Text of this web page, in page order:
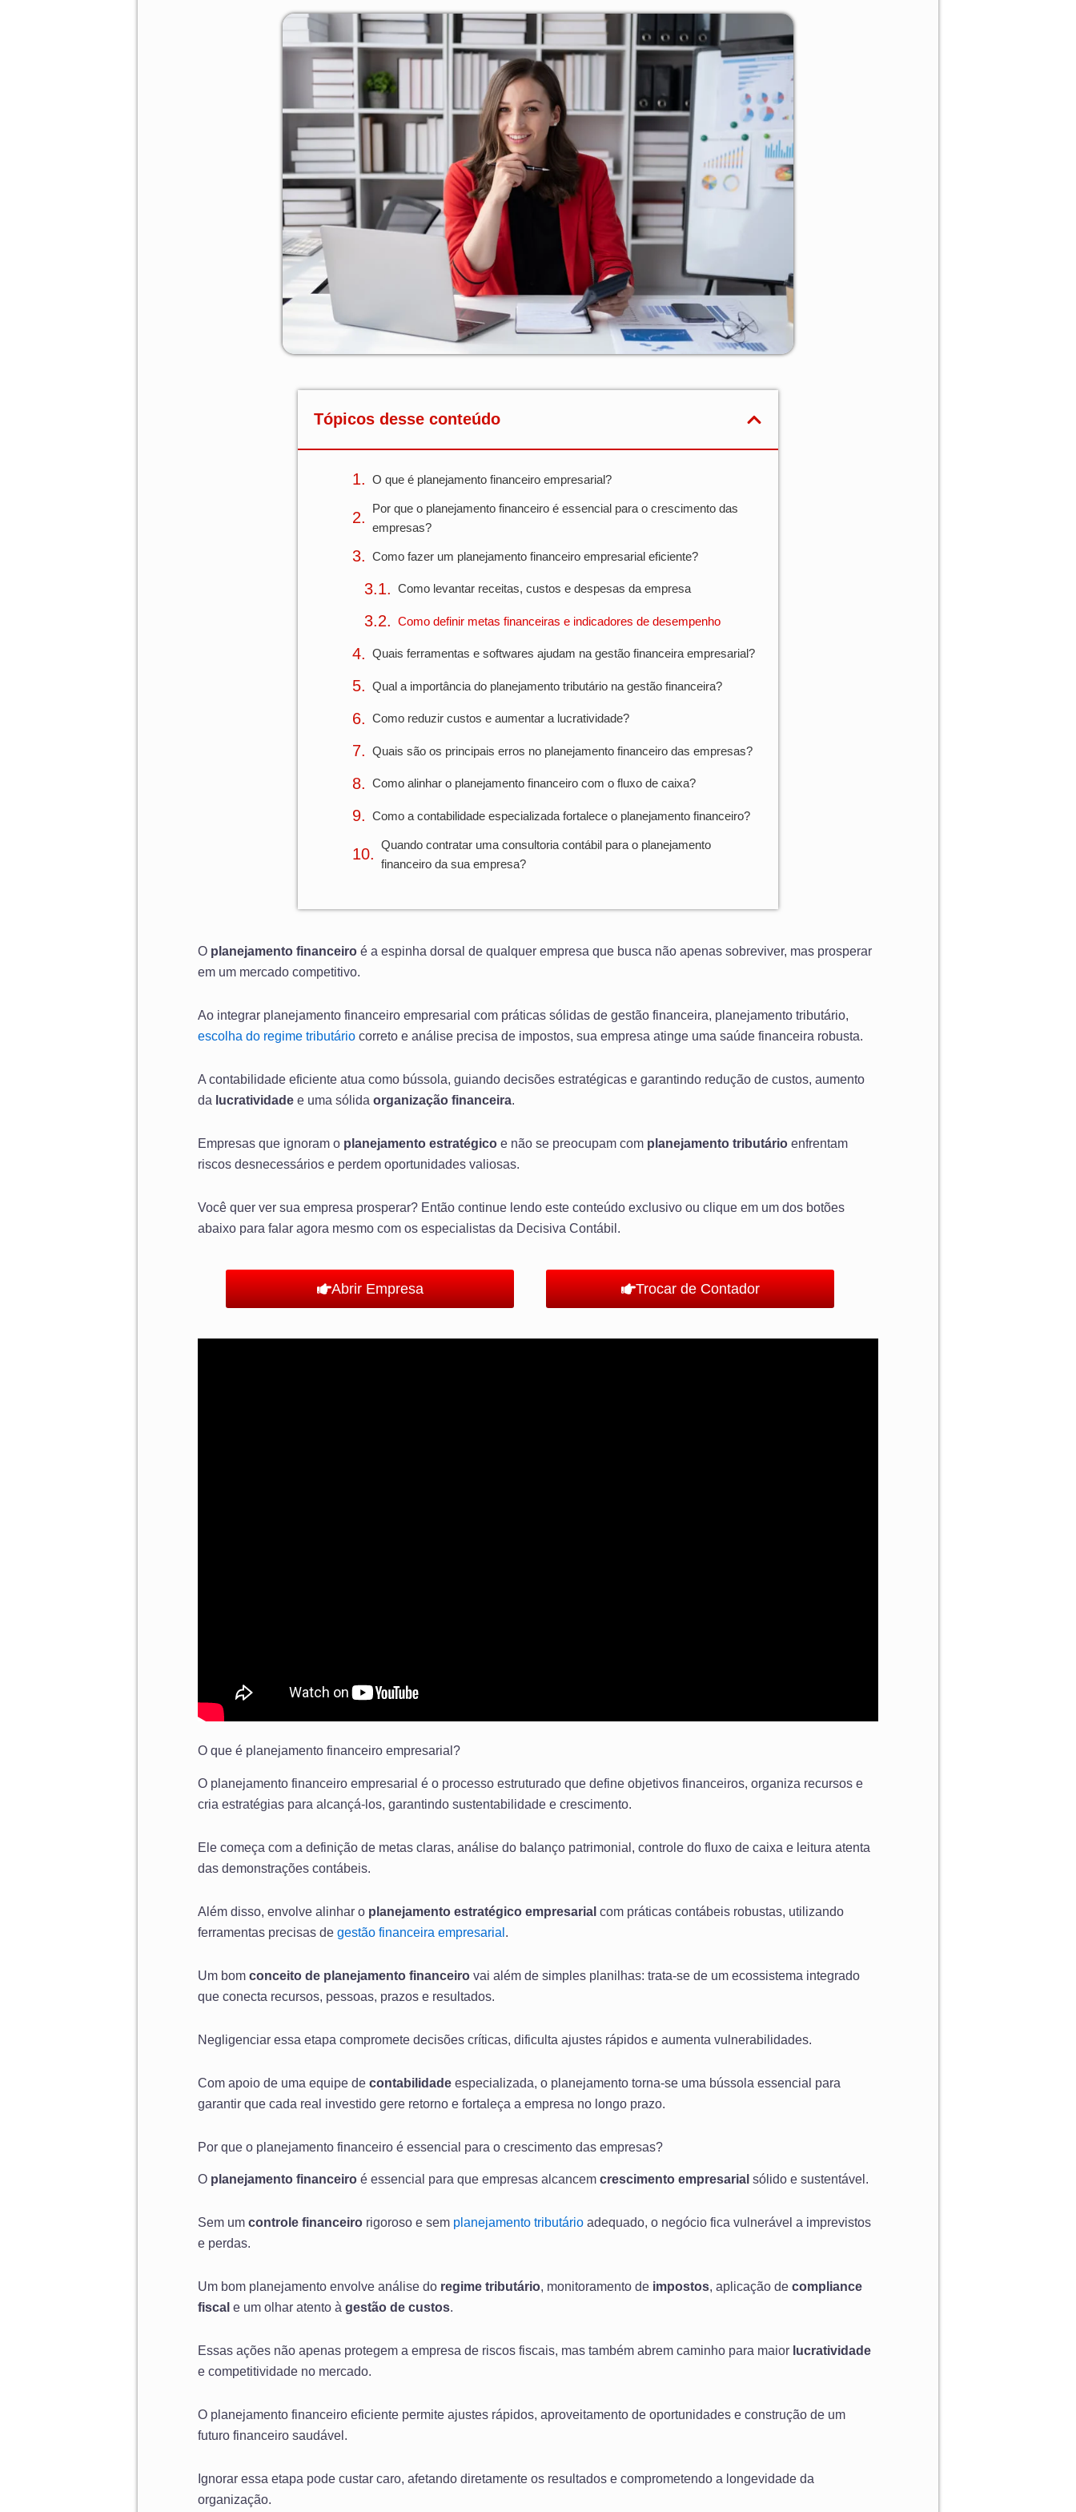
Tópicos desse conteúdo
O que é planejamento financeiro empresarial?
Por que o planejamento financeiro é essencial para o crescimento das
empresas?
Como fazer um planejamento financeiro empresarial eficiente?
Como levantar receitas, custos e despesas da empresa
Como definir metas financeiras e indicadores de desempenho
Quais ferramentas e softwares ajudam na gestão financeira empresarial?
Qual a importância do planejamento tributário na gestão financeira?
Como reduzir custos e aumentar a lucratividade?
Quais são os principais erros no planejamento financeiro das empresas?
Como alinhar o planejamento financeiro com o fluxo de caixa?
Como a contabilidade especializada fortalece o planejamento financeiro?
Quando contratar uma consultoria contábil para o planejamento
financeiro da sua empresa?
O planejamento financeiro é a espinha dorsal de qualquer empresa que busca não apenas sobreviver, mas prosperar
em um mercado competitivo.
Ao integrar planejamento financeiro empresarial com práticas sólidas de gestão financeira, planejamento tributário,
escolha do regime tributário correto e análise precisa de impostos, sua empresa atinge uma saúde financeira robusta.
A contabilidade eficiente atua como bússola, guiando decisões estratégicas e garantindo redução de custos, aumento
da lucratividade e uma sólida organização financeira.
Empresas que ignoram o planejamento estratégico e não se preocupam com planejamento tributário enfrentam
riscos desnecessários e perdem oportunidades valiosas.
Você quer ver sua empresa prosperar? Então continue lendo este conteúdo exclusivo ou clique em um dos botões
abaixo para falar agora mesmo com os especialistas da Decisiva Contábil.
Abrir Empresa Trocar de Contador
O que é planejamento financeiro empresarial?
O planejamento financeiro empresarial é o processo estruturado que define objetivos financeiros, organiza recursos e
cria estratégias para alcançá-los, garantindo sustentabilidade e crescimento.
Ele começa com a definição de metas claras, análise do balanço patrimonial, controle do fluxo de caixa e leitura atenta
das demonstrações contábeis.
Além disso, envolve alinhar o planejamento estratégico empresarial com práticas contábeis robustas, utilizando
ferramentas precisas de gestão financeira empresarial .
Um bom conceito de planejamento financeiro vai além de simples planilhas: trata-se de um ecossistema integrado
que conecta recursos, pessoas, prazos e resultados.
Negligenciar essa etapa compromete decisões críticas, dificulta ajustes rápidos e aumenta vulnerabilidades.
Com apoio de uma equipe de contabilidade especializada, o planejamento torna-se uma bússola essencial para
garantir que cada real investido gere retorno e fortaleça a empresa no longo prazo.
Por que o planejamento financeiro é essencial para o crescimento das empresas?
O planejamento financeiro é essencial para que empresas alcancem crescimento empresarial sólido e sustentável.
Sem um controle financeiro rigoroso e sem planejamento tributário adequado, o negócio fica vulnerável a imprevistos
e perdas.
Um bom planejamento envolve análise do regime tributário, monitoramento de impostos, aplicação de compliance
fiscal e um olhar atento à gestão de custos.
Essas ações não apenas protegem a empresa de riscos fiscais, mas também abrem caminho para maior lucratividade
e competitividade no mercado.
O planejamento financeiro eficiente permite ajustes rápidos, aproveitamento de oportunidades e construção de um
futuro financeiro saudável.
Ignorar essa etapa pode custar caro, afetando diretamente os resultados e comprometendo a longevidade da
organização.